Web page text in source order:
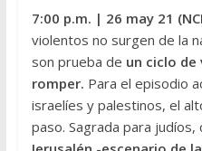
7:00 p.m. | 26 may 21
violentos no surgen de la
son prueba de un ciclo de
romper. Para el episodio
israelíes y palestinos, el
paso. Sagrada para